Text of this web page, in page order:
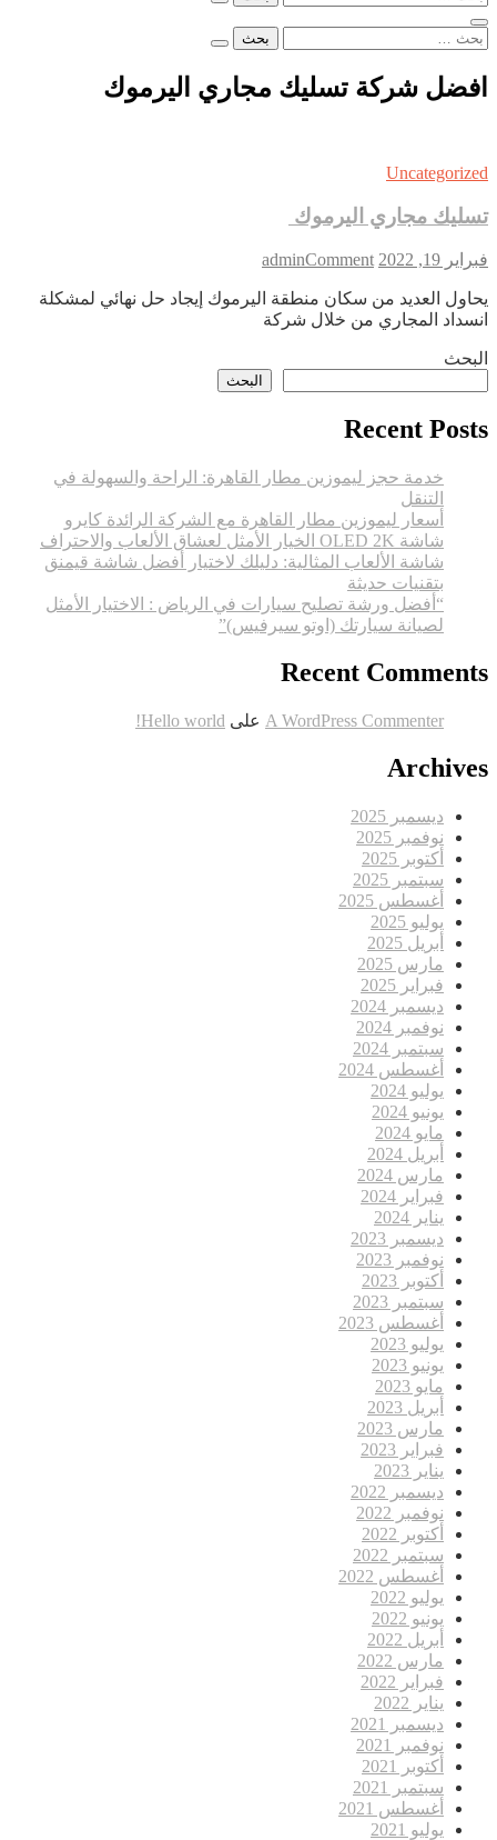
البحث
افضل شركة تسليك مجاري اليرموك
Uncategorized
تسليك مجاري اليرموك
فبراير 19, 2022 adminComment
on
مجاري
يحاول العديد من سكان منطقة اليرموك إيجاد حل نهائي لمشكلة
انسداد المجاري من خلال شركة
البحث
البحث
Recent Posts
خدمة حجز ليموزين مطار القاهرة: الراحة والسهولة في
التنقل
أسعار ليموزين مطار القاهرة مع الشركة الرائدة كايرو
شاشة OLED 2K الخيار الأمثل لعشاق الألعاب والاحتراف
شاشة الألعاب المثالية: دليلك لاختيار أفضل شاشة قيمنق
بتقنيات حديثة
“أفضل ورشة تصليح سيارات في الرياض : الاختيار الأمثل
لصيانة سيارتك (اوتو سيرفيس)”
Recent Comments
A WordPress Commenter على Hello world!
Archives
ديسمبر 2025
نوفمبر 2025
أكتوبر 2025
سبتمبر 2025
أغسطس 2025
يوليو 2025
أبريل 2025
مارس 2025
فبراير 2025
ديسمبر 2024
نوفمبر 2024
سبتمبر 2024
أغسطس 2024
يوليو 2024
يونيو 2024
مايو 2024
أبريل 2024
مارس 2024
فبراير 2024
يناير 2024
ديسمبر 2023
نوفمبر 2023
أكتوبر 2023
سبتمبر 2023
أغسطس 2023
يوليو 2023
يونيو 2023
مايو 2023
أبريل 2023
مارس 2023
فبراير 2023
يناير 2023
ديسمبر 2022
نوفمبر 2022
أكتوبر 2022
سبتمبر 2022
أغسطس 2022
يوليو 2022
يونيو 2022
أبريل 2022
مارس 2022
فبراير 2022
يناير 2022
ديسمبر 2021
نوفمبر 2021
أكتوبر 2021
سبتمبر 2021
أغسطس 2021
يوليو 2021